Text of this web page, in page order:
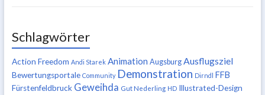
Schlagwörter
Action Freedom Andi Starek Animation Augsburg Ausflugsziel
Bewertungsportale Community Demonstration Dirndl FFB
Fürstenfeldbruck Geweihda Gut Nederling HD Illustrated-Design